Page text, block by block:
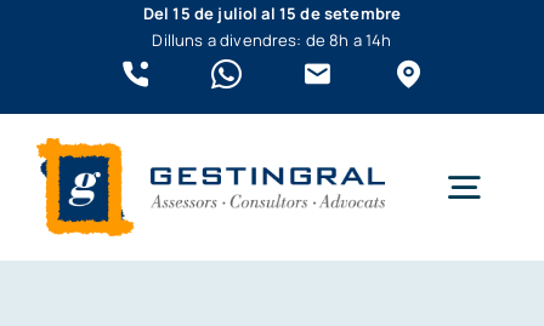
Del 15 de juliol al 15 de setembre
Dilluns a divendres: de 8h a 14h